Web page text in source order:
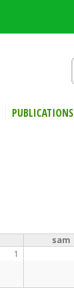
PUBLICATIONS
sam
1